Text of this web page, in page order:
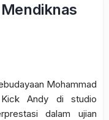
Mohammad
Andy di studio
dalam ujian